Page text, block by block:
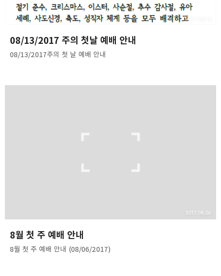
08/13/2017 주의 첫날 예배 안내
2017.08.13
08/13/2017주의 첫 날 예배 안내
8월 첫 주 예배 안내
2017.08.06
8월 첫 주 예배 안내 (08/06/2017)